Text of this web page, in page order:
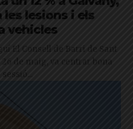
lesions i els
vehicles
de maig, va centrar bona